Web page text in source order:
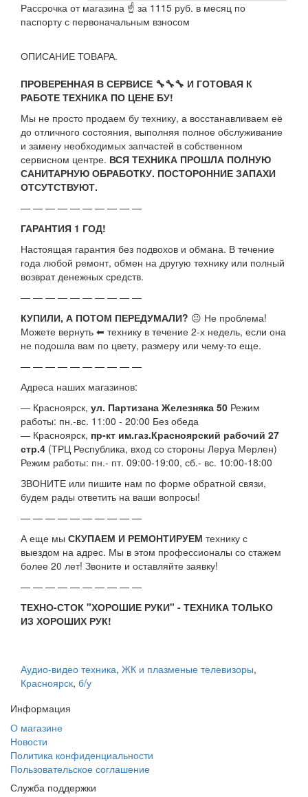
Рассрочка от магазина ☝ за 1115 руб. в месяц по
паспорту с первоначальным взносом
ОПИСАНИЕ ТОВАРА.
ПРОВЕРЕННАЯ В СЕРВИСЕ 🔧🔧🔧 И ГОТОВАЯ К
РАБОТЕ ТЕХНИКА ПО ЦЕНЕ БУ!
Мы не просто продаем бу технику, а восстанавливаем её
до отличного состояния, выполняя полное обслуживание
и замену необходимых запчастей в собственном
сервисном центре. ВСЯ ТЕХНИКА ПРОШЛА ПОЛНУЮ
САНИТАРНУЮ ОБРАБОТКУ. ПОСТОРОННИЕ ЗАПАХИ
ОТСУТСТВУЮТ.
— — — — — — — — — —
ГАРАНТИЯ 1 ГОД!
Настоящая гарантия без подвохов и обмана. В течение
года любой ремонт, обмен на другую технику или полный
возврат денежных средств.
— — — — — — — — — —
КУПИЛИ, А ПОТОМ ПЕРЕДУМАЛИ? 😐 Не проблема!
Можете вернуть ⬅ технику в течение 2-х недель, если она
не подошла вам по цвету, размеру или чему-то еще.
— — — — — — — — — —
Адреса наших магазинов:
— Красноярск, ул. Партизана Железняка 50 Режим
работы: пн.-вс. 11:00 - 20:00 Без обеда
— Красноярск, пр-кт им.газ.Красноярский рабочий 27
стр.4 (ТРЦ Республика, вход со стороны Леруа Мерлен)
Режим работы: пн.- пт. 09:00-19:00, сб.- вс. 10:00-18:00
ЗВОНИТЕ или пишите нам по форме обратной связи,
будем рады ответить на ваши вопросы!
— — — — — — — — — —
А еще мы СКУПАЕМ И РЕМОНТИРУЕМ технику с
выездом на адрес. Мы в этом профессионалы со стажем
более 20 лет! Звоните и оставляйте заявку!
— — — — — — — — — —
ТЕХНО-СТОК "ХОРОШИЕ РУКИ" - ТЕХНИКА ТОЛЬКО
ИЗ ХОРОШИХ РУК!
Аудио-видео техника, ЖК и плазменые телевизоры,
Красноярск, б/у
Информация
О магазине
Новости
Политика конфиденциальности
Пользовательское соглашение
Служба поддержки